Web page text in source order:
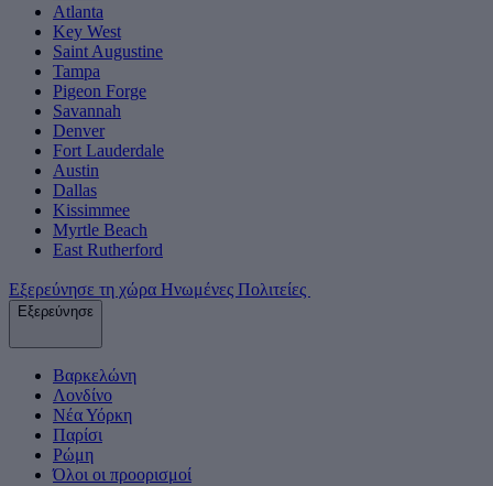
Atlanta
Key West
Saint Augustine
Tampa
Pigeon Forge
Savannah
Denver
Fort Lauderdale
Austin
Dallas
Kissimmee
Myrtle Beach
East Rutherford
Εξερεύνησε τη χώρα Ηνωμένες Πολιτείες
Εξερεύνησε
Βαρκελώνη
Λονδίνο
Νέα Υόρκη
Παρίσι
Ρώμη
Όλοι οι προορισμοί